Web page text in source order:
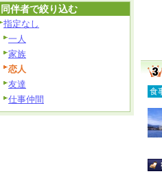
食
同伴者で絞り込む
指定なし
一人
家族
恋人
友達
仕事仲間